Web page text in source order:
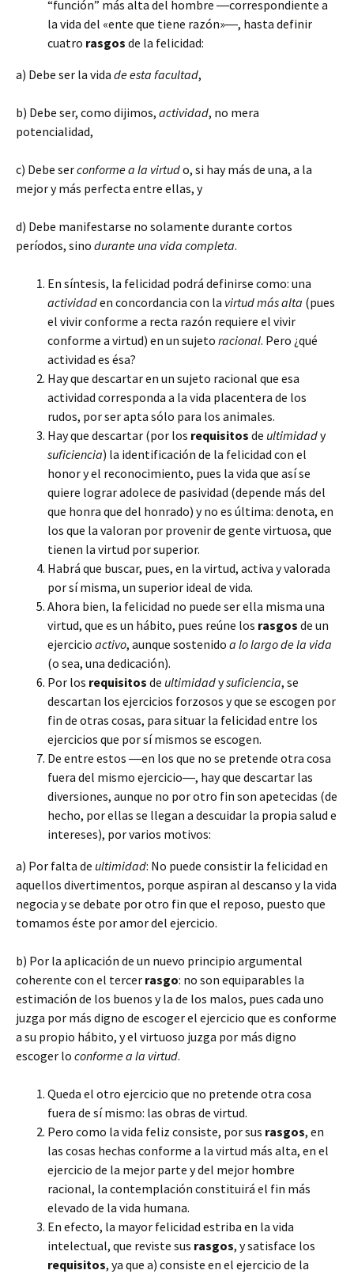
“función” más alta del hombre ―correspondiente a
la vida del «ente que tiene razón»―, hasta definir
cuatro rasgos de la felicidad:
a) Debe ser la vida de esta facultad,
b) Debe ser, como dijimos, actividad, no mera
potencialidad,
c) Debe serconforme a la virtudo, si hay más de una, a la
mejor y más perfecta entre ellas, y
d) Debe manifestarse no solamente durante cortos
períodos, sino durante una vida completa.
En síntesis, la felicidad podrá definirse como: una
actividaden concordancia con la virtud más alta (pues
el vivir conforme a recta razón requiere el vivir
conforme a virtud) en un sujeto racional. Pero ¿qué
actividad es ésa?
Hay que descartar en un sujeto racional que esa
actividad corresponda a la vida placentera de los
rudos, por ser apta sólo para los animales.
Hay que descartar (por los requisitos de ultimidady
suficiencia) la identificación de la felicidad con el
honor y el reconocimiento, pues la vida que así se
quiere lograr adolece de pasividad (depende más del
que honra que del honrado) y no es última: denota, en
los que la valoran por provenir de gente virtuosa, que
tienen la virtud por superior.
Habrá que buscar, pues, en la virtud, activa y valorada
por sí misma, un superior ideal de vida.
Ahora bien, la felicidad no puede ser ella misma una
virtud, que es un hábito, pues reúne los rasgos de un
ejercicio activo, aunque sostenido a lo largo de la vida
(o sea, una dedicación).
Por los requisitos de ultimidadysuficiencia, se
descartan los ejercicios forzosos y que se escogen por
fin de otras cosas, para situar la felicidad entre los
ejercicios que por sí mismos se escogen.
De entre estos ―en los que no se pretende otra cosa
fuera del mismo ejercicio―, hay que descartar las
diversiones, aunque no por otro fin son apetecidas (de
hecho, por ellas se llegan a descuidar la propia salud e
intereses), por varios motivos:
a) Por falta de ultimidad: No puede consistir la felicidad en
aquellos divertimentos, porque aspiran al descanso y la vida
negocia y se debate por otro fin que el reposo, puesto que
tomamos éste por amor del ejercicio.
b) Por la aplicación de un nuevo principio argumental
coherente con el tercer rasgo: no son equiparables la
estimación de los buenos y la de los malos, pues cada uno
juzga por más digno de escoger el ejercicio que es conforme
a su propio hábito, y el virtuoso juzga por más digno
escoger lo conforme a la virtud.
Queda el otro ejercicio que no pretende otra cosa
fuera de sí mismo: las obras de virtud.
Pero como la vida feliz consiste, por sus rasgos, en
las cosas hechas conforme a la virtud más alta, en el
ejercicio de la mejor parte y del mejor hombre
racional, la contemplación constituirá el fin más
elevado de la vida humana.
En efecto, la mayor felicidad estriba en la vida
intelectual, que reviste sus rasgos, y satisface los
requisitos, ya que a) consiste en el ejercicio de la